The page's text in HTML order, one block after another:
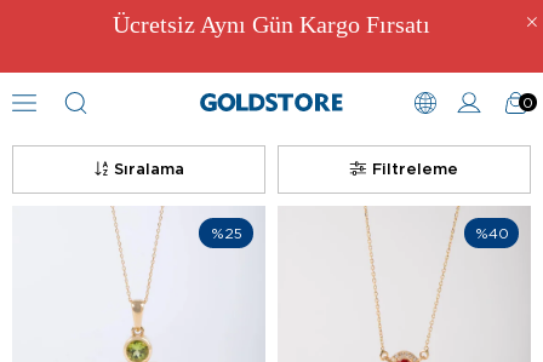
Ücretsiz Aynı Gün Kargo Fırsatı
0
Renkli Taşlı Takılar
Filtreleme
Sıralama
%25 %40